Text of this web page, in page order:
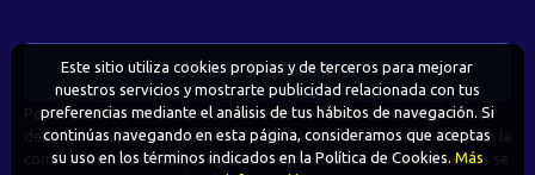
Boton de arrepentimiento
Podés cancelar tus compras realizadas de forma online o telefonica
dentro de un plazo máximo de 10 días desde la fecha que realizaste la
compra (Disp.954/2025). Según decreto 809/2024 las tarifas aéreas se
Este sitio utiliza cookies propias y de terceros para mejorar
nuestros servicios y mostrarte publicidad relacionada con tus
preferencias mediante el análisis de tus hábitos de navegación. Si
continúas navegando en esta página, consideramos que aceptas
su uso en los términos indicados en la Política de Cookies.Más